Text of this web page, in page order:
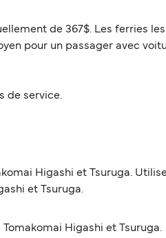
de 367$. Les ferries les
pour un passager avec
de service.
Higashi et Tsuruga.
et Tsuruga.
Higashi et Tsuruga.